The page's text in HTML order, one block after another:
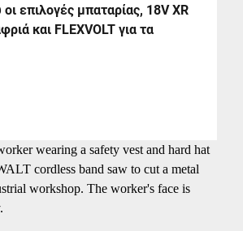
επιλογές μπαταρίας, 18V XR
και FLEXVOLT για τα